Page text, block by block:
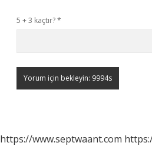
5 + 3 kaçtır?*
https://www.septwaant.com